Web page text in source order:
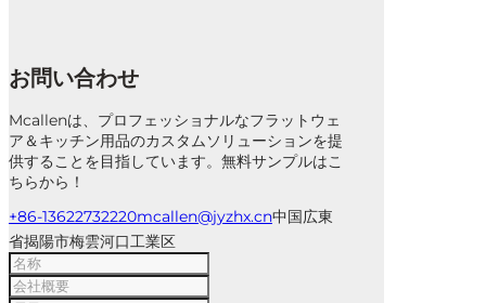
お問い合わせ
Mcallenは、プロフェッショナルなフラットウェ
ア＆キッチン用品のカスタムソリューションを提
供することを目指しています。無料サンプルはこ
ちらから！
+86-13622732220mcallen@jyzhx.cn中国広東
省揭陽市梅雲河口工業区